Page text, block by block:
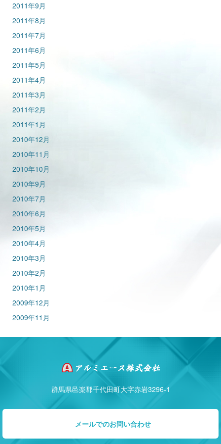
2011年9月
2011年8月
2011年7月
2011年6月
2011年5月
2011年4月
2011年3月
2011年2月
2011年1月
2010年12月
2010年11月
2010年10月
2010年9月
2010年7月
2010年6月
2010年5月
2010年4月
2010年3月
2010年2月
2010年1月
2009年12月
2009年11月
群馬県邑楽郡千代田町大字赤岩3296-1
メールでのお問い合わせ